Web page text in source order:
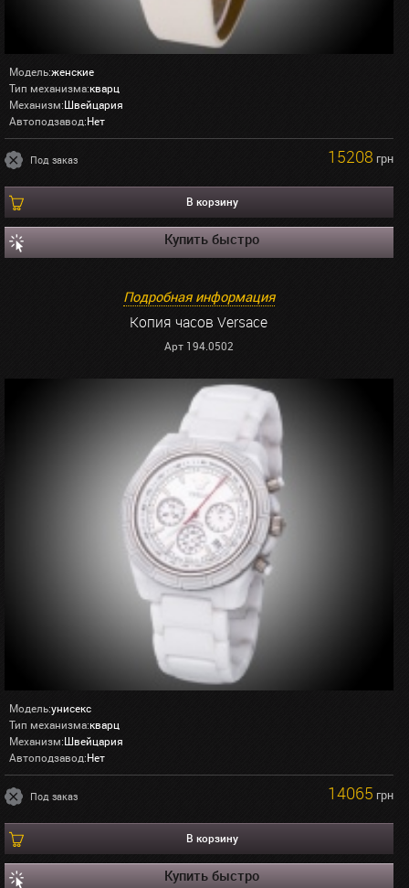
Модель:женские
Тип механизма:кварц
Механизм:Швейцария
Автоподзавод:Нет
Под заказ 15208 грн
В корзину
Купить быстро
Подробная информация
Копия часов Versace
Арт 194.0502
Модель:унисекс
Тип механизма:кварц
Механизм:Швейцария
Автоподзавод:Нет
Под заказ 14065 грн
В корзину
Купить быстро